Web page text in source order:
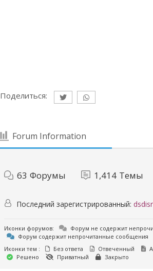
Поделиться:
Forum Information
63 Форумы 1,414 Темы
Последний зарегистрированный:
Иконки форумов:
Форум не содержит
Форум содержит непрочитанные сообщения
Иконки тем :
Без ответа Отвеченный
Решено
Приватный Закрыто